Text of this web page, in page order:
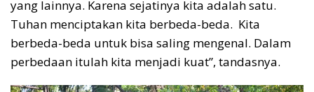
yang lainnya. Karena sejatinya kita adalah satu.
Tuhan menciptakan kita berbeda-beda. Kita
berbeda-beda untuk bisa saling mengenal. Dalam
perbedaan itulah kita menjadi kuat”, tandasnya.